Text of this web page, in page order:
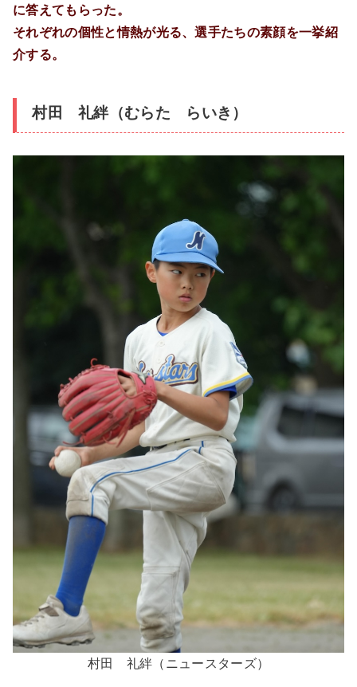
に答えてもらった。
それぞれの個性と情熱が光る、選手たちの素顔を一挙紹
介する。
村田 礼絆（むらた らいき）
村田 礼絆（ニュースターズ）